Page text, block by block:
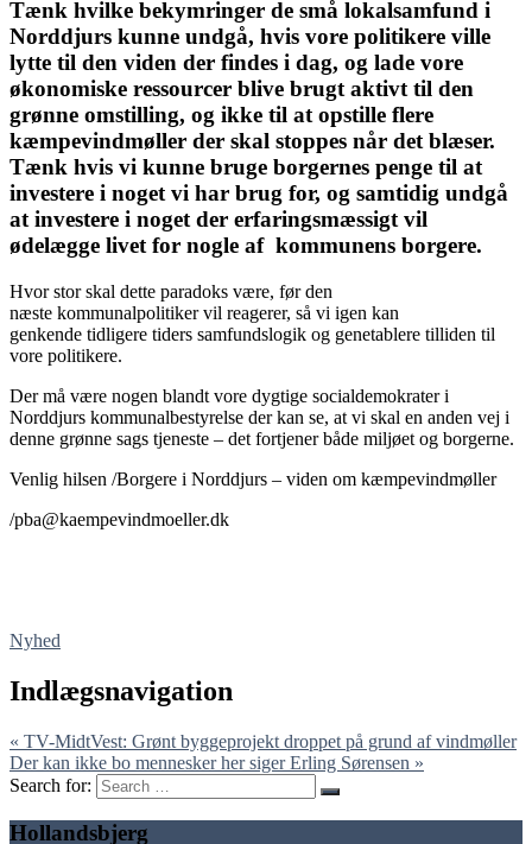
Tænk hvilke bekymringer de små lokalsamfund i
Norddjurs kunne undgå, hvis vore politikere ville
lytte til den viden der findes i dag, og lade vore
økonomiske ressourcer blive brugt aktivt til den
grønne omstilling, og ikke til at opstille flere
kæmpevindmøller der skal stoppes når det blæser.
Tænk hvis vi kunne bruge borgernes penge til at
investere i noget vi har brug for, og samtidig undgå
at investere i noget der erfaringsmæssigt vil
ødelægge livet for nogle af kommunens borgere.
Hvor stor skal dette paradoks være, før den
næste kommunalpolitiker vil reagerer, så vi igen kan
genkende tidligere tiders samfundslogik og genetablere tilliden til
vore politikere.
Der må være nogen blandt vore dygtige socialdemokrater i
Norddjurs kommunalbestyrelse der kan se, at vi skal en anden vej i
denne grønne sags tjeneste – det fortjener både miljøet og borgerne.
Venlig hilsen /Borgere i Norddjurs – viden om kæmpevindmøller
/pba@kaempevindmoeller.dk
Nyhed
Indlægsnavigation
« TV-MidtVest: Grønt byggeprojekt droppet på grund af vindmøller
Der kan ikke bo mennesker her siger Erling Sørensen »
Search for:
Hollandsbjerg